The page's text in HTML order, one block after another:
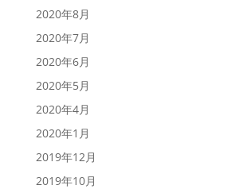
2020年8月
2020年7月
2020年6月
2020年5月
2020年4月
2020年1月
2019年12月
2019年10月